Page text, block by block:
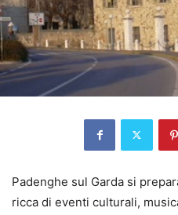
Padenghe sul Garda si
ricca di eventi culturali,